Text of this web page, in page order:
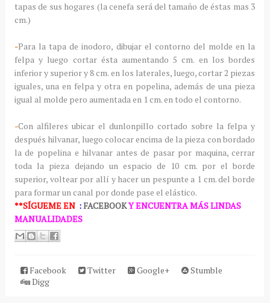
tapas de sus hogares (la cenefa será del tamaño de éstas mas 3
cm.)
-Para la tapa de inodoro, dibujar el contorno del molde en la
felpa y luego cortar ésta aumentando 5 cm. en los bordes
inferior y superior y 8 cm. en los laterales, luego, cortar 2 piezas
iguales, una en felpa y otra en popelina, además de una pieza
igual al molde pero aumentada en 1 cm. en todo el contorno.
-Con alfileres ubicar el dunlonpillo cortado sobre la felpa y
después hilvanar, luego colocar encima de la pieza con bordado
la de popelina e hilvanar antes de pasar por maquina, cerrar
toda la pieza dejando un espacio de 10 cm. por el borde
superior, voltear por allí y hacer un pespunte a 1 cm. del borde
para formar un canal por donde pase el elástico.
**SÍGUEMEEN :FACEBOOKY ENCUENTRA MÁS LINDAS
MANUALIDADES
Facebook Twitter Google+
Stumble
Digg